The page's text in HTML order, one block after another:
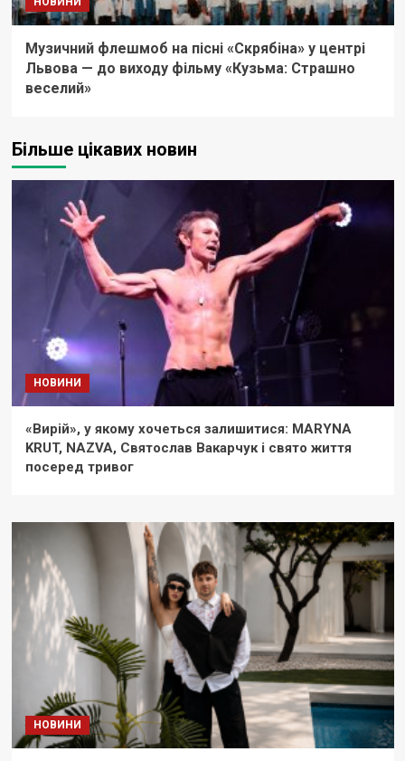
Музичний флешмоб на пісні «Скрябіна» у центрі
Львова — до виходу фільму «Кузьма: Страшно
веселий»
Більше цікавих новин
НОВИНИ
«Вирій», у якому хочеться залишитися: MARYNA
KRUT, NAZVA, Святослав Вакарчук і свято життя
посеред тривог
НОВИНИ